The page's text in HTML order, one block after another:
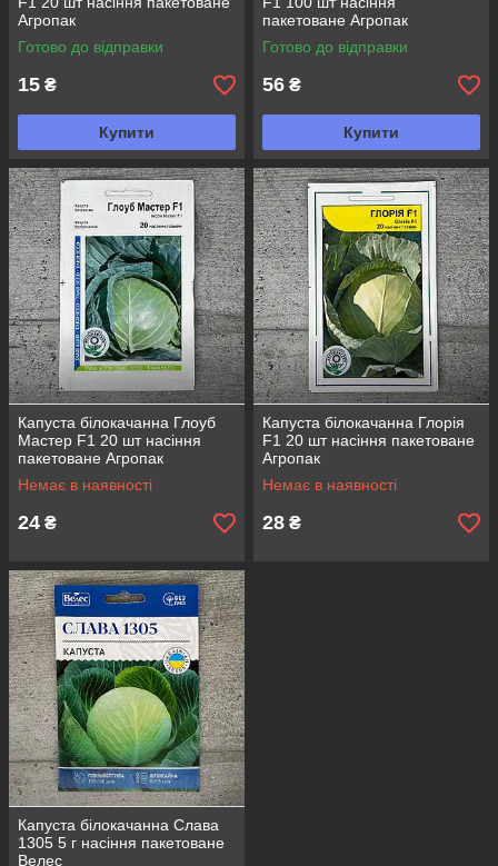
Агропак
Готово до відправки
15 ₴
Купити
пакетоване Агропак
Готово до відправки
56 ₴
Купити
Капуста білокачанна Глоуб
Мастер F1 20 шт насіння
пакетоване Агропак
Немає в наявності
24 ₴
Капуста білокачанна Глорія
F1 20 шт насіння пакетоване
Агропак
Немає в наявності
28 ₴
Капуста білокачанна Слава
1305 5 г насіння пакетоване
Велес